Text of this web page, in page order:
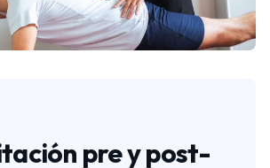
pre y post-